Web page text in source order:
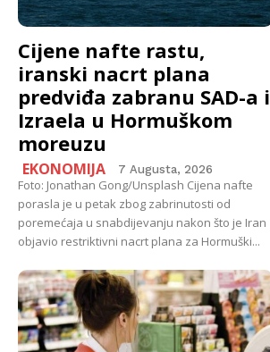
Cijene nafte rastu,
iranski nacrt plana
predviđa zabranu SAD-a i
Izraela u Hormuškom
moreuzu
EKONOMIJA 7 Augusta, 2026
Foto: Jonathan Gong/Unsplash Cijena nafte
porasla je u petak zbog zabrinutosti od
poremećaja u snabdijevanju nakon što je Iran
objavio restriktivni nacrt plana za Hormuški...